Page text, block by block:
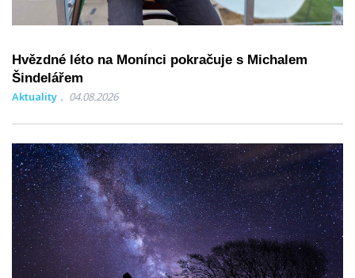
Hvězdné léto na Monínci pokračuje s Michalem
Šindelářem
Aktuality 04.08.2026